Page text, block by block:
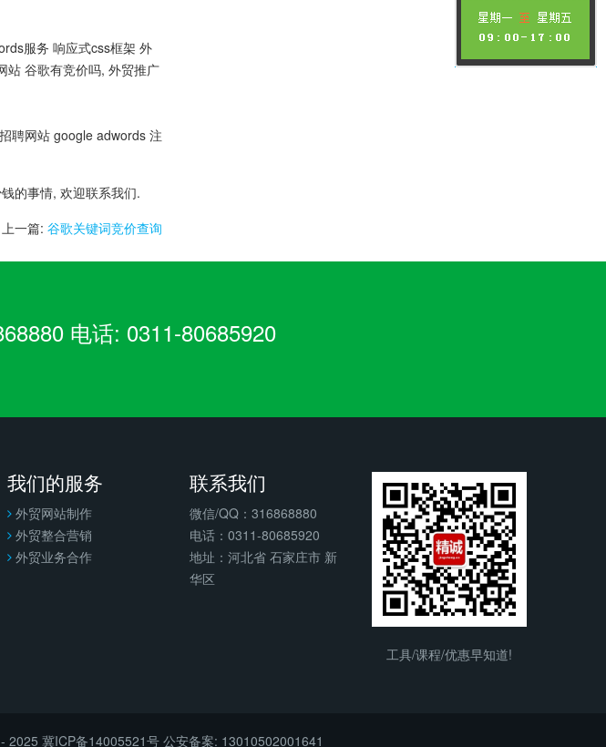
服务 响应式css框架 外
站 谷歌有竞价吗, 外贸推广
聘网站 google adwords 注
的事情, 欢迎联系我们.
上一篇: 谷歌关键词竞价查询
电话: 0311-80685920
我们的服务
外贸网站制作
外贸整合营销
外贸业务合作
工具/课程/优惠早知道!
联系我们
微信/QQ：316868880
电话：0311-80685920
地址：河北省 石家庄市 新
华区
2025 冀ICP备14005521号 公安备案: 13010502001641